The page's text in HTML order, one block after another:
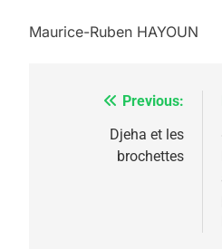
Maurice-Ruben HAYOUN
NavigationPrevious:
Djeha et les
brochettes
2025,